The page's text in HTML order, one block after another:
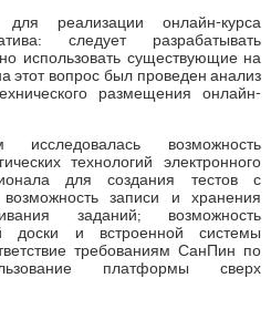
реализации онлайн-курса
следует разрабатывать
использовать существующие на
этот вопрос был проведен анализ
размещения онлайн-
возможность
технологий электронного
для создания тестов с
возможность записи и хранения
заданий; возможность
доски и встроенной системы
требованиям СанПин по
платформы сверх